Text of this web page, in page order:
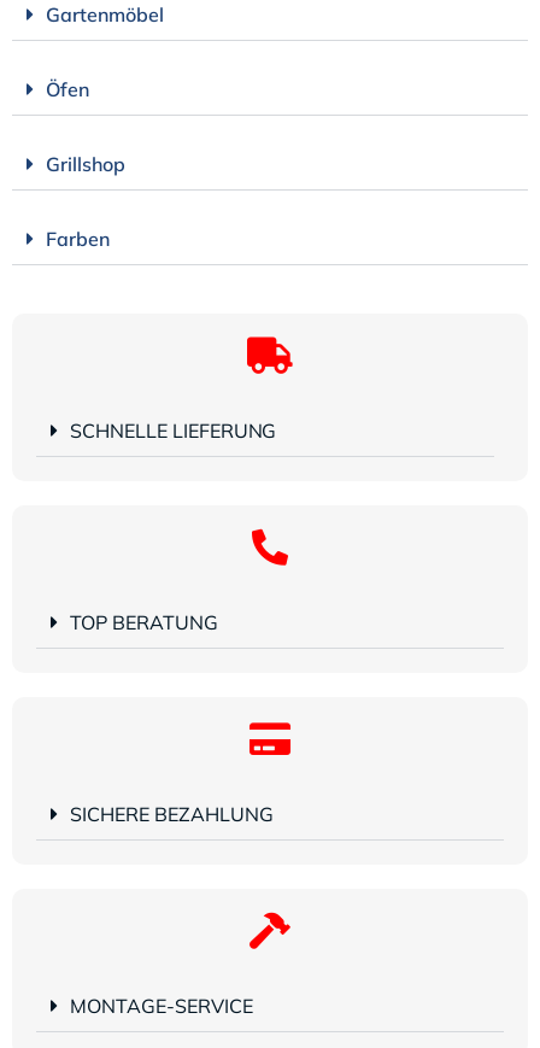
Gartenmöbel
Öfen
Grillshop
Farben
SCHNELLE LIEFERUNG
TOP BERATUNG
SICHERE BEZAHLUNG
MONTAGE-SERVICE